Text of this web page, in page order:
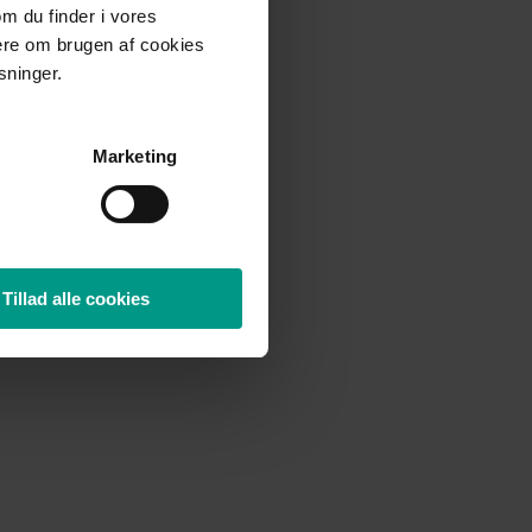
du finder i vores
om brugen af cookies
Marketing
Tillad alle cookies